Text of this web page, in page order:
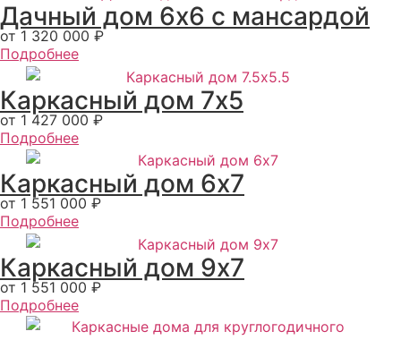
Дачный дом 6х6 c мансардой
от 1 320 000 ₽
Подробнее
Каркасный дом 7x5
от 1 427 000 ₽
Подробнее
Каркасный дом 6х7
от 1 551 000 ₽
Подробнее
Каркасный дом 9х7
от 1 551 000 ₽
Подробнее